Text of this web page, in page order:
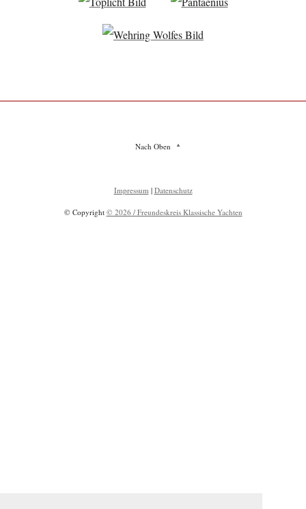
Nach Oben
Impressum | Datenschutz
© Copyright © 2026 / Freundeskreis Klassische Yachten